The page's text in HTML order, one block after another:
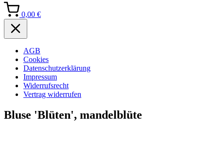
0,00 €
AGB
Cookies
Datenschutzerklärung
Impressum
Widerrufsrecht
Vertrag widerrufen
Bluse 'Blüten', mandelblüte